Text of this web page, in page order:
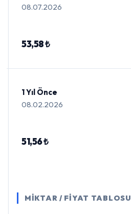
08.07.2026
53,58 ₺
1 Yıl Önce
08.02.2026
51,56 ₺
MİKTAR / FİYAT TABLOSU